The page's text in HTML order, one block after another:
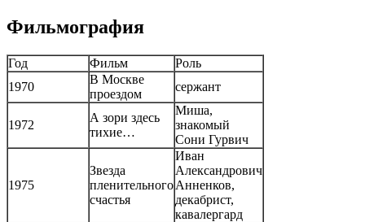
Фильмография
Год Фильм
Роль
1970
В Москве
проездом
сержант
1972
А зори здесь
тихие…
Миша,
знакомый
Сони Гурвич
1975
Звезда
пленительного
счастья
Иван
Александрович
Анненков,
декабрист,
кавалергард